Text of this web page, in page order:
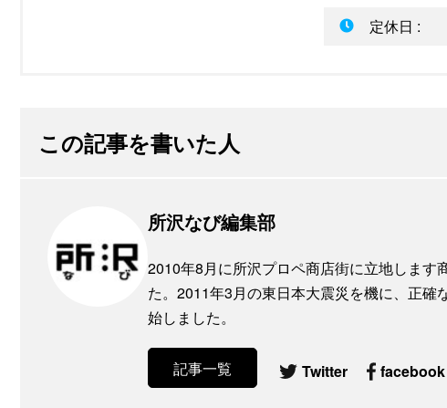
定休日 :
この記事を書いた人
所沢なび編集部
2010年8月に所沢プロペ商店街に立地します
た。2011年3月の東日本大震災を機に、正確
始しました。
記事一覧 Twitter facebook